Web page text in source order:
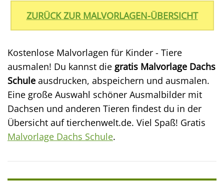
ZURÜCK ZUR MALVORLAGEN-ÜBERSICHT
Kostenlose Malvorlagen für Kinder - Tiere
ausmalen! Du kannst die gratis Malvorlage Dachs
Schule ausdrucken, abspeichern und ausmalen.
Eine große Auswahl schöner Ausmalbilder mit
Dachsen und anderen Tieren findest du in der
Übersicht auf tierchenwelt.de. Viel Spaß! Gratis
Malvorlage Dachs Schule.